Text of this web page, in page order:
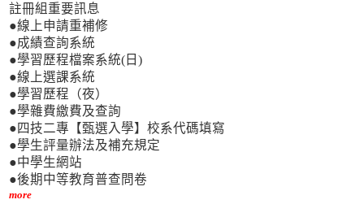
註冊組重要訊息
●線上申請重補修
●成績查詢系統
●學習歷程檔案系統(日)
●線上選課系統
●學習歷程（夜）
●學雜費繳費及查詢
●四技二專【甄選入學】校系代碼填寫
●學生評量辦法及補充規定
●中學生網站
●後期中等教育普查問卷
more